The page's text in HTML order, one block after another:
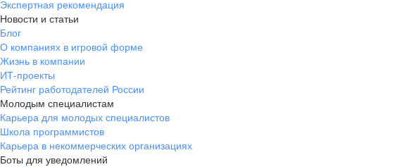
Экспертная рекомендация
Новости и статьи
Блог
О компаниях в игровой форме
Жизнь в компании
ИТ-проекты
Рейтинг работодателей России
Молодым специалистам
Карьера для молодых специалистов
Школа программистов
Карьера в некоммерческих организациях
Боты для уведомлений